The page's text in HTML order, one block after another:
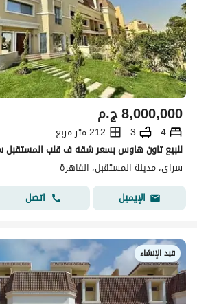
ج.م8,000,000
4
3
212 متر مربع
سراى، مدينة المستقبل، القاهرة
الإيميل
اتصل
قيد الإنشاء